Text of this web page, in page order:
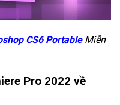
CS6 Portable Miễn
Pro 2022 về